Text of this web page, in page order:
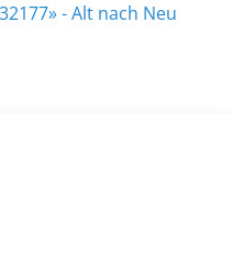
- Alt nach Neu